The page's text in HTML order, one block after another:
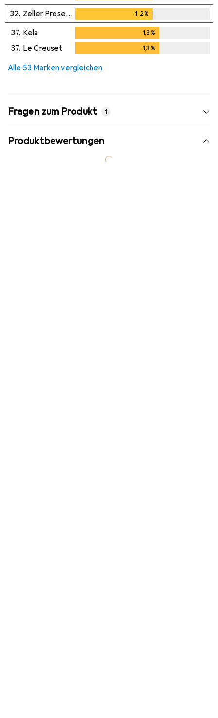
32. Zeller Present 1,2%
37. Kela 1,3%
37. Le Creuset 1,3%
Alle 53 Marken vergleichen
Fragen zum Produkt 1
Produktbewertungen